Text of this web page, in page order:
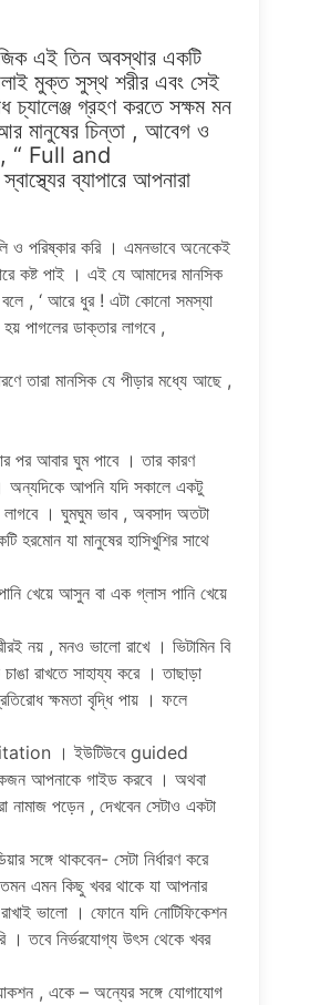
এই তিন অবস্থার একটি
মুক্ত সুস্থ শরীর এবং সেই
চ্যালেঞ্জ গ্রহণ করতে সক্ষম মন
মানুষের চিন্তা , আবেগ ও
, “ Full and
ব্যাপারে আপনারা
ও পরিষ্কার করি । এমনভাবে অনেকেই
কষ্ট পাই । এই যে আমাদের মানসিক
বলে , ‘ আরে ধুর ! এটা কোনো সমস্যা
পাগলের ডাক্তার লাগবে ,
তারা মানসিক যে পীড়ার মধ্যে আছে ,
পর আবার ঘুম পাবে । তার কারণ
আপনি যদি সকালে একটু
লাগবে । ঘুমঘুম ভাব , অবসাদ অতটা
যা মানুষের হাসিখুশির সাথে
খেয়ে আসুন বা এক গ্লাস পানি খেয়ে
নয় , মনও ভালো রাখে । ভিটামিন বি
রাখতে সাহায্য করে । তাছাড়া
ক্ষমতা বৃদ্ধি পায় । ফলে
। ইউটিউবে guided
আপনাকে গাইড করবে । অথবা
পড়েন , দেখবেন সেটাও একটা
সঙ্গে থাকবেন- সেটা নির্ধারণ করে
এমন কিছু খবর থাকে যা আপনার
ভালো । ফোনে যদি নোটিফিকেশন
। তবে নির্ভরযোগ্য উৎস থেকে খবর
, একে – অন্যের সঙ্গে যোগাযোগ